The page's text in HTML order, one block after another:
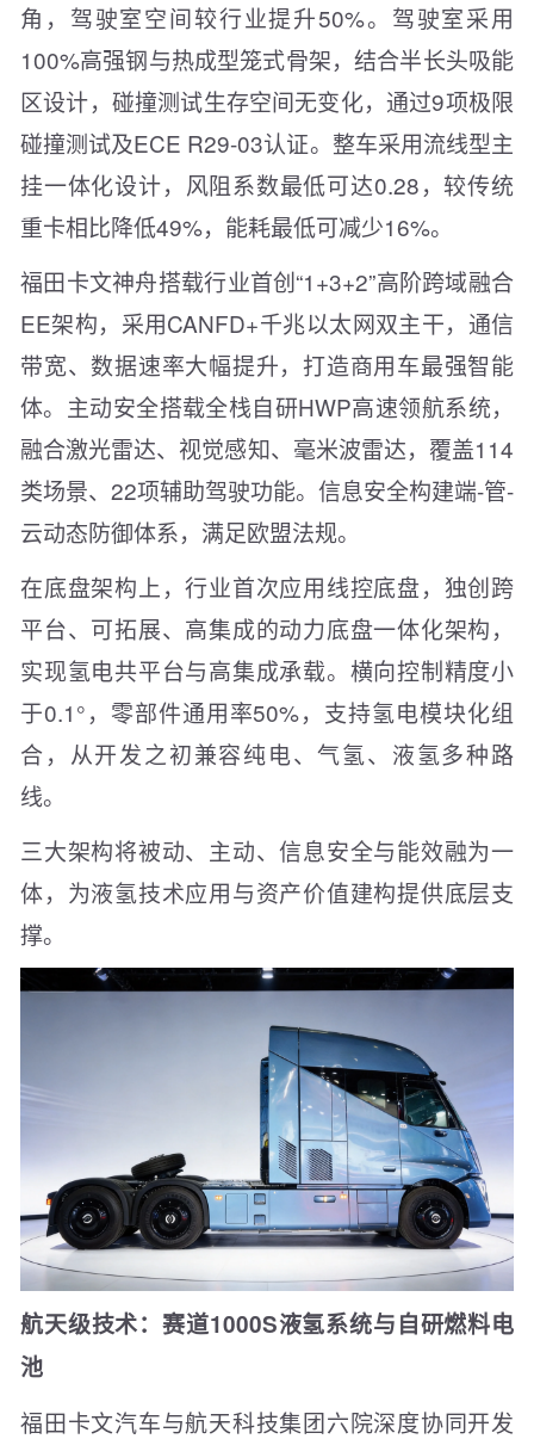
角，驾驶室空间较行业提升50%。驾驶室采用
100%高强钢与热成型笼式骨架，结合半长头吸能
区设计，碰撞测试生存空间无变化，通过9项极限
碰撞测试及ECE R29-03认证。整车采用流线型主
挂一体化设计，风阻系数最低可达0.28，较传统
重卡相比降低49%，能耗最低可减少16%。
福田卡文神舟搭载行业首创“1+3+2”高阶跨域融合
EE架构，采用CANFD+千兆以太网双主干，通信
带宽、数据速率大幅提升，打造商用车最强智能
体。主动安全搭载全栈自研HWP高速领航系统，
融合激光雷达、视觉感知、毫米波雷达，覆盖114
类场景、22项辅助驾驶功能。信息安全构建端-管-
云动态防御体系，满足欧盟法规。
在底盘架构上，行业首次应用线控底盘，独创跨
平台、可拓展、高集成的动力底盘一体化架构，
实现氢电共平台与高集成承载。横向控制精度小
于0.1°，零部件通用率50%，支持氢电模块化组
合，从开发之初兼容纯电、气氢、液氢多种路
线。
三大架构将被动、主动、信息安全与能效融为一
体，为液氢技术应用与资产价值建构提供底层支
撑。
航天级技术：赛道1000S液氢系统与自研燃料电
池
福田卡文汽车与航天科技集团六院深度协同开发